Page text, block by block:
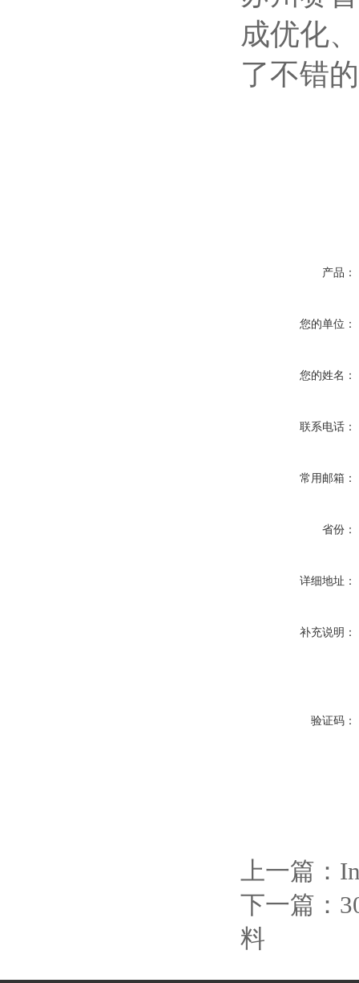
成优化
了不错
产品：
您的单位：
您的姓名：
联系电话：
常用邮箱：
省份：
详细地址：
补充说明：
验证码：
上一篇：
下一篇：
料